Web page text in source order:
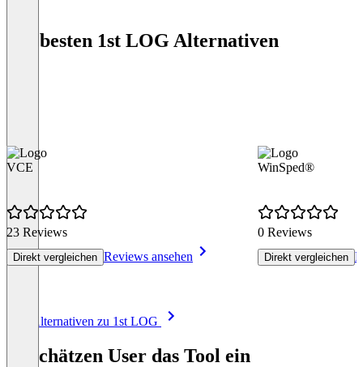
Die besten 1st LOG Alternativen
VCE
23 Reviews
Direkt vergleichen Reviews ansehen
WinSped®
0 Reviews
Direkt vergleichen
Alle Alternativen zu 1st LOG
So schätzen User das Tool ein